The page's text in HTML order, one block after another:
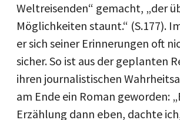
Weltreisenden“ gemacht, „der
Möglichkeiten staunt.“ (S.177).
er sich seiner Erinnerungen oft
sicher. So ist aus der geplanten
ihren journalistischen
am Ende ein Roman geworden:
Erzählung dann eben, dachte